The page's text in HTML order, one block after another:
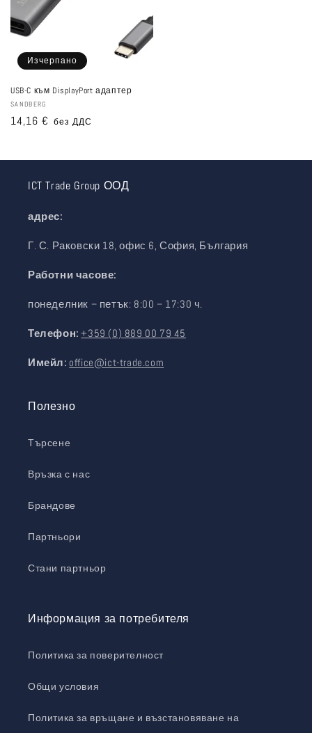
Изчерпано
USB-C към DisplayPort адаптер
Доставчик:
SANDBERG
Редовна
14,16 € без ДДС
ICT Trade Group ООД
адрес:
Г. С. Раковски 18, офис 6, София, България
Работни часове:
понеделник – петък: 8:00 – 17:30 ч.
Телефон: +359 (0) 889 00 79 45
Имейл: office@ict-trade.com
Полезно
Търсене
Връзка с нас
Брандове
Партньори
Стани партньор
Информация за потребителя
Политика за поверителност
Общи условия
Политика за връщане и възстановяване на